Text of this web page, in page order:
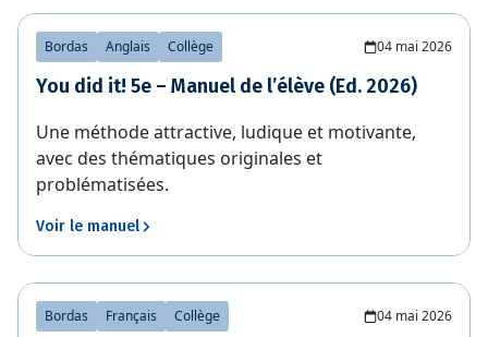
Bordas Anglais Collège 04 mai 2026
You did it! 5e – Manuel de l’élève (Ed. 2026)
Une méthode attractive, ludique et motivante,
avec des thématiques originales et
problématisées.
Voir le manuel
Bordas Français Collège 04 mai 2026